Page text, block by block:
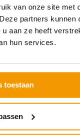
van onze site met
partners kunnen
aan ze heeft
hun services.
toestaan